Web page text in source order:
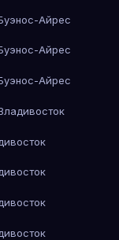
Айрес
Айрес
Айрес